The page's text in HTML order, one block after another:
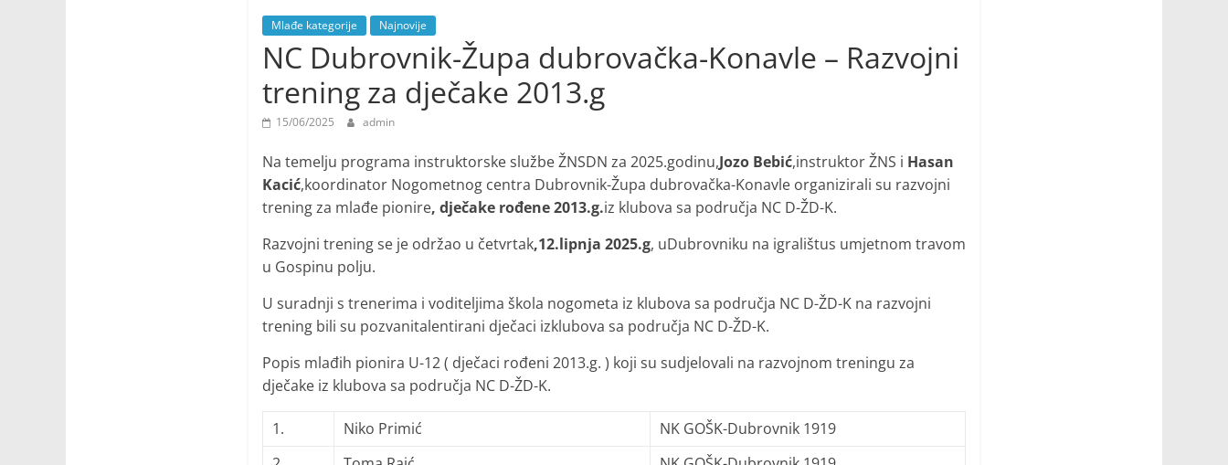
Mlađe kategorije Najnovije
NC Dubrovnik-Župa dubrovačka-Konavle – Razvojni
trening za dječake 2013.g
15/06/2025 admin
Na temelju programa instruktorske službe ŽNSDN za 2025.godinu,Jozo Bebić,instruktor ŽNS i Hasan
Kacić,koordinator Nogometnog centra Dubrovnik-Župa dubrovačka-Konavle organizirali su razvojni
trening za mlađe pionire, dječake rođene 2013.g.iz klubova sa područja NC D-ŽD-K.
Razvojni trening se je održao u četvrtak,12.lipnja 2025.g, uDubrovniku na igralištus umjetnom travom
u Gospinu polju.
U suradnji s trenerima i voditeljima škola nogometa iz klubova sa područja NC D-ŽD-K na razvojni
trening bili su pozvanitalentirani dječaci izklubova sa područja NC D-ŽD-K.
Popis mlađih pionira U-12 ( dječaci rođeni 2013.g. ) koji su sudjelovali na razvojnom treningu za
dječake iz klubova sa područja NC D-ŽD-K.
1. Niko Primić
NK GOŠK-Dubrovnik 1919